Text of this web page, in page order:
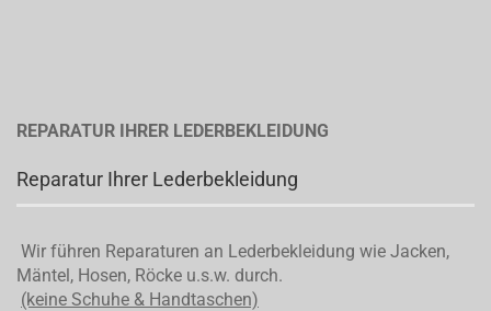
REPARATUR IHRER LEDERBEKLEIDUNG
Reparatur Ihrer Lederbekleidung
Wir führen Reparaturen an Lederbekleidung wie Jacken,
Mäntel, Hosen, Röcke u.s.w. durch.
(keine Schuhe & Handtaschen)